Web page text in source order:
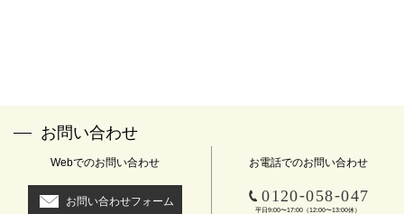
お問い合わせ
Webでのお問い合わせ
お問い合わせフォーム
お電話でのお問い合わせ
0120-058-047
平日9:00〜17:00（12:00〜13:00休）